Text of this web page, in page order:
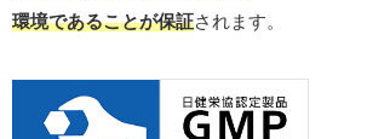
環境であることが保証されます。